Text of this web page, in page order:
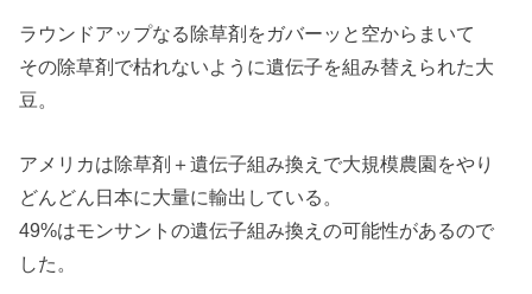
ラウンドアップなる除草剤をガバーッと空からまいて
その除草剤で枯れないように遺伝子を組み替えられた大
豆。
アメリカは除草剤＋遺伝子組み換えで大規模農園をやり
どんどん日本に大量に輸出している。
49%はモンサントの遺伝子組み換えの可能性があるので
した。